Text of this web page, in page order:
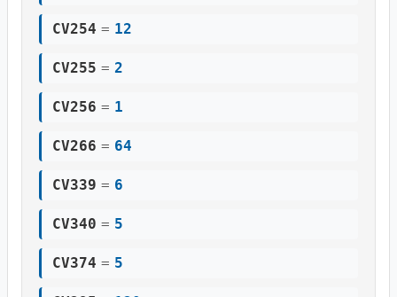
CV254 = 12
CV255 = 2
CV256 = 1
CV266 = 64
CV339 = 6
CV340 = 5
CV374 = 5